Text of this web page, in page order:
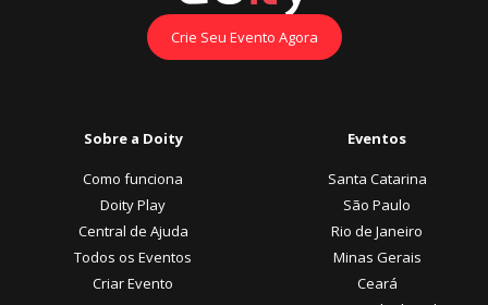
Crie Seu Evento Agora
Sobre a Doity
Como funciona
Doity Play
Central de Ajuda
Todos os Eventos
Criar Evento
Eventos
Santa Catarina
São Paulo
Rio de Janeiro
Minas Gerais
Ceará